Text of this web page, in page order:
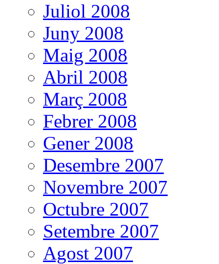
Juliol 2008
Juny 2008
Maig 2008
Abril 2008
Març 2008
Febrer 2008
Gener 2008
Desembre 2007
Novembre 2007
Octubre 2007
Setembre 2007
Agost 2007